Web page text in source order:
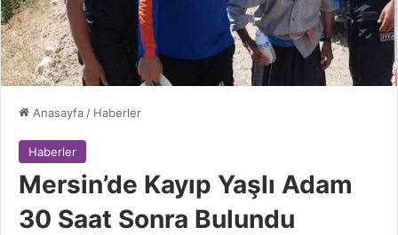
Anasayfa / Haberler
Haberler
Mersin’de Kayıp Yaşlı Adam
30 Saat Sonra Bulundu